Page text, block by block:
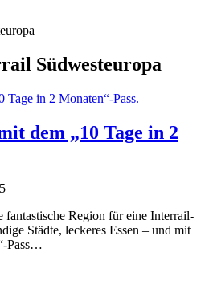
Südwesteuropa
Tage in 2 Monaten“-Pass.
dem „10 Tage in 2
fantastische Region für eine Interrail-
Städte, leckeres Essen – und mit
Pass…